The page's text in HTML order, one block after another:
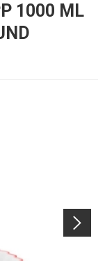
1000 ML